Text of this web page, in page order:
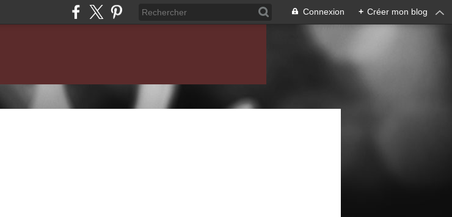
Connexion + Créer mon blog